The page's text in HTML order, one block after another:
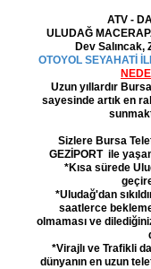
ATV -
ULUDAĞ
Dev
OTOYOL SEYAHATİ
Uzun yıllardır
sayesinde artık en
Sizlere Bursa
GEZİPORT ile
*Kısa sürede
*Uludağ'dan
saatlerce
olmaması ve
*Virajlı ve Trafikli
dünyanın en uzun